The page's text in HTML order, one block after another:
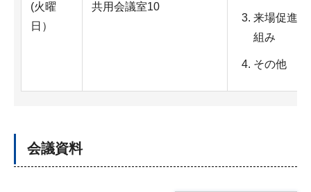
(火曜
日）
共用会議室10
来場促進
組み
その他
会議資料